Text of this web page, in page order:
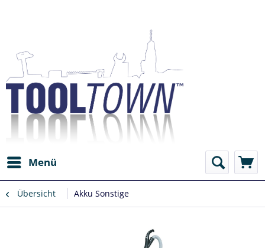
Menü
Übersicht Akku Sonstige